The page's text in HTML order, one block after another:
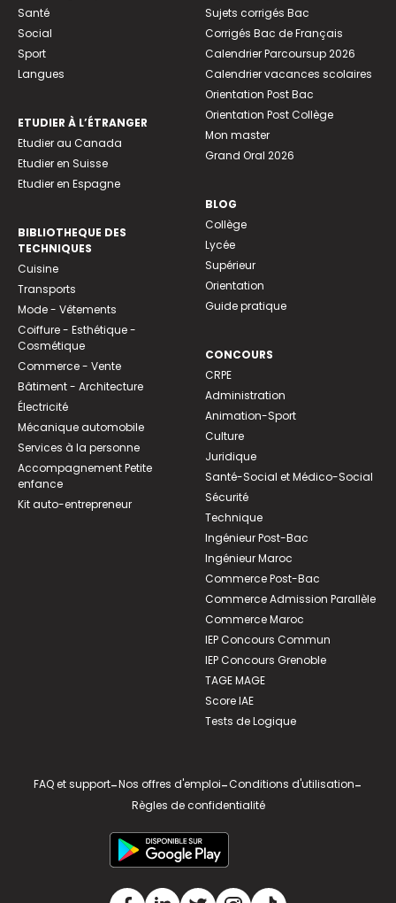
Santé
Social
Sport
Langues
ETUDIER À L’ÉTRANGER
Etudier au Canada
Etudier en Suisse
Etudier en Espagne
BIBLIOTHEQUE DES
TECHNIQUES
Cuisine
Transports
Mode - Vêtements
Coiffure - Esthétique -
Cosmétique
Commerce - Vente
Bâtiment - Architecture
Électricité
Mécanique automobile
Services à la personne
Accompagnement Petite
enfance
Kit auto-entrepreneur
Sujets corrigés Bac
Corrigés Bac de Français
Calendrier Parcoursup 2026
Calendrier vacances scolaires
Orientation Post Bac
Orientation Post Collège
Mon master
Grand Oral 2026
BLOG
Collège
Lycée
Supérieur
Orientation
Guide pratique
CONCOURS
CRPE
Administration
Animation-Sport
Culture
Juridique
Santé-Social et Médico-Social
Sécurité
Technique
Ingénieur Post-Bac
Ingénieur Maroc
Commerce Post-Bac
Commerce Admission Parallèle
Commerce Maroc
IEP Concours Commun
IEP Concours Grenoble
TAGE MAGE
Score IAE
Tests de Logique
FAQ et support-Nos offres d'emploi-Conditions d'utilisation-
Règles de confidentialité